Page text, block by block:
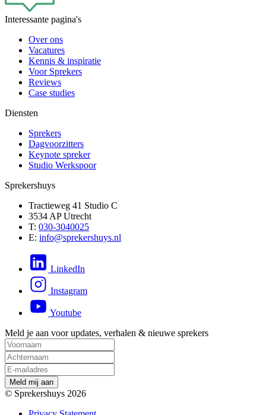
Interessante pagina's
Over ons
Vacatures
Kennis & inspiratie
Voor Sprekers
Reviews
Case studies
Diensten
Sprekers
Dagvoorzitters
Keynote spreker
Studio Werkspoor
Sprekershuys
Tractieweg 41 Studio C
3534 AP Utrecht
T: 030-3040025
E: info@sprekershuys.nl
LinkedIn
Instagram
Youtube
Meld je aan voor updates, verhalen & nieuwe sprekers
Me d mij aan
© Sprekershuys 2026